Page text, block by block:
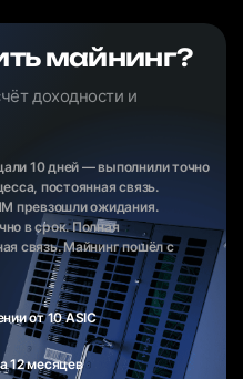
майнинг?
доходности и
10 дней — выполнили точно
постоянная связь.
превзошли ожидания.
в срок. Полная
связь. Майнинг пошёл с
от 10 ASIC
12 месяцев